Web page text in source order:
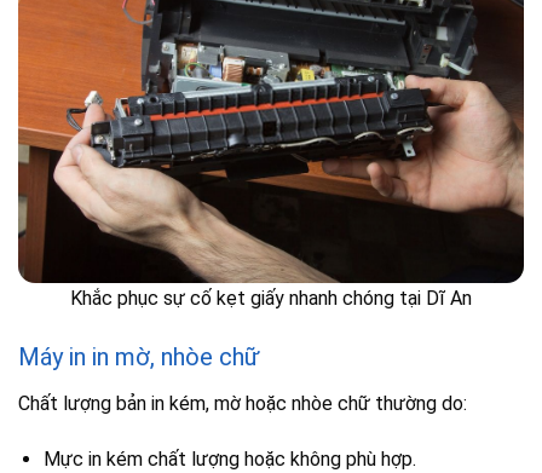
Khắc phục sự cố kẹt giấy nhanh chóng tại Dĩ An
Máy in in mờ, nhòe chữ
Chất lượng bản in kém, mờ hoặc nhòe chữ thường do:
Mực in kém chất lượng hoặc không phù hợp.